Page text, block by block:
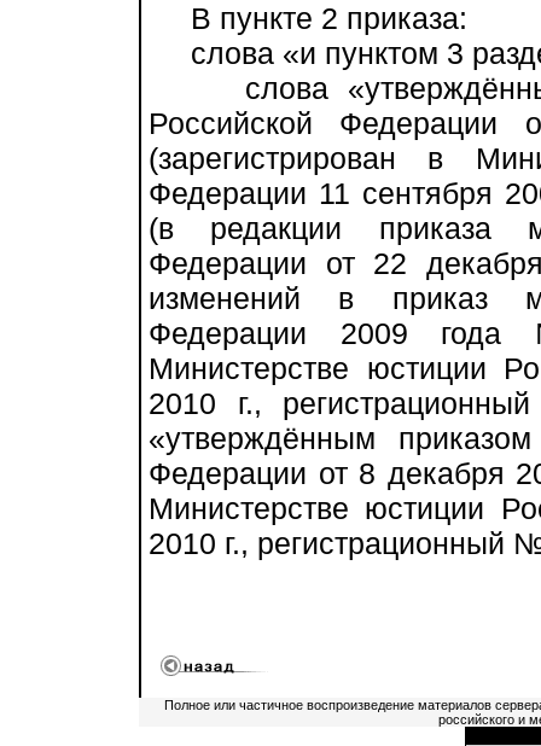
В пункте 2 приказа:
слова «и пунктом 3
слова
Российской
(зарегистрирован в
Федерации 11 сентября
(в редакции приказа
Федерации от 22
изменений в приказ
Федерации 2009
Министерстве юстиции
2010 г.,
«утверждённым
Федерации от 8 декабря
Министерстве юстиции
2010 г., регистрационный
Полное или частичное воспроизведение материалов
российского и